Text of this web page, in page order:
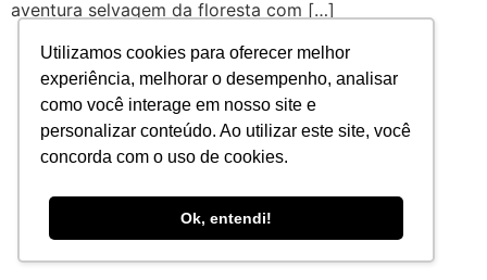
Utilizamos cookies para oferecer melhor
experiência, melhorar o desempenho, analisar
como você interage em nosso site e
personalizar conteúdo. Ao utilizar este site, você
concorda com o uso de cookies.
Ok, entendi!
aventura selvagem da floresta com […]